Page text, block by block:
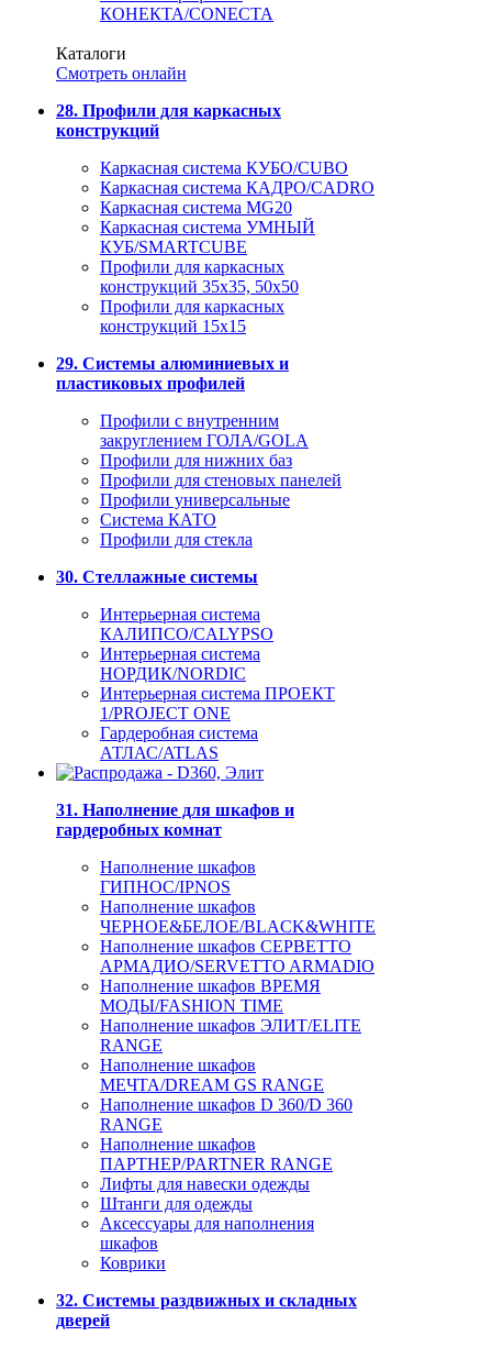
КОНЕКТА/CONECTA
Каталоги
Смотреть онлайн
28. Профили для каркасных
конструкций
Каркасная система КУБО/CUBO
Каркасная система КАДРО/CADRO
Каркасная система MG20
Каркасная система УМНЫЙ
КУБ/SMARTCUBE
Профили для каркасных
конструкций 35x35, 50x50
Профили для каркасных
конструкций 15х15
29. Системы алюминиевых и
пластиковых профилей
Профили с внутренним
закруглением ГОЛА/GOLA
Профили для нижних баз
Профили для стеновых панелей
Профили универсальные
Система КАТО
Профили для стекла
30. Стеллажные системы
Интерьерная система
КАЛИПСО/CALYPSO
Интерьерная система
НОРДИК/NORDIC
Интерьерная система ПРОЕКТ
1/PROJECT ONE
Гардеробная система
АТЛАС/ATLAS
31. Наполнение для шкафов и
гардеробных комнат
Наполнение шкафов
ГИПНОС/IPNOS
Наполнение шкафов
ЧЕРНОЕ&БЕЛОЕ/BLACK&WHITE
Наполнение шкафов СЕРВЕТТО
АРМАДИО/SERVETTO ARMADIO
Наполнение шкафов ВРЕМЯ
МОДЫ/FASHION TIME
Наполнение шкафов ЭЛИТ/ELITE
RANGE
Наполнение шкафов
МЕЧТА/DREAM GS RANGE
Наполнение шкафов D 360/D 360
RANGE
Наполнение шкафов
ПАРТНЕР/PARTNER RANGE
Лифты для навески одежды
Штанги для одежды
Аксессуары для наполнения
шкафов
Коврики
32. Системы раздвижных и складных
дверей